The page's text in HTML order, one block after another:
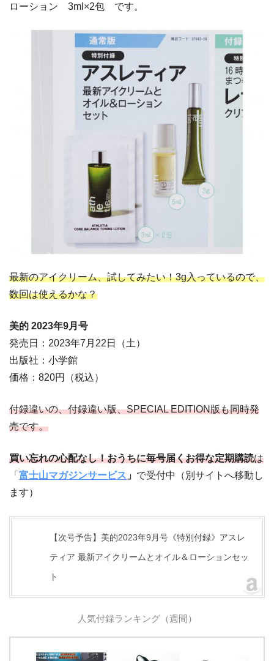
ローション 3ml×2包 です。
最新のアイクリーム、試してみたい！3g入っているので、
数回は使えるかな？
美的 2023年9月号
発売日：2023年7月22日（土）
出版社：小学館
価格：820円（税込）
付録違いの、付録違い版、SPECIAL EDITION版も同時発
売です。
買い忘れの心配なし！おうちに毎号届くお得な定期購読は
「 富士山マガジンサービス 」 で受付中（別サイトへ移動し
ます）
【次号予告】美的2023年9月号《特別付録》アスレ
ティア 最新アイクリームとオイル＆ローションセッ
ト
人気付録ランキング（週間）